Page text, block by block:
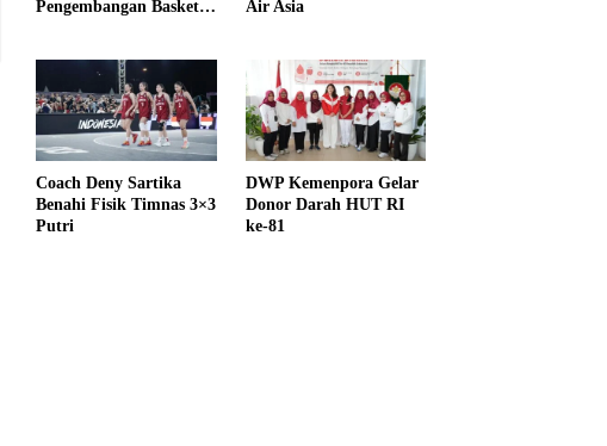
Pengembangan Basket
Air Asia
Coach Deny Sartika
Benahi Fisik Timnas 3×3
Putri
DWP Kemenpora Gelar
Donor Darah HUT RI
ke-81